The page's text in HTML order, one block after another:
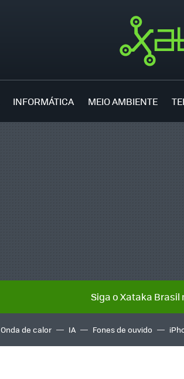
INFORMÁTICA MEIO AMBIENTE
Siga o Xataka Brasil
Onda de calor IA Fones de ouvido